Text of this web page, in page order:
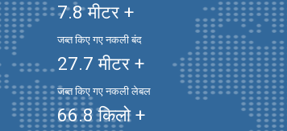
7.8 मीटर +
जब्त किए गए नकली बंद
27.7 मीटर +
जब्त किए गए नकली लेबल
66.8 किलो +